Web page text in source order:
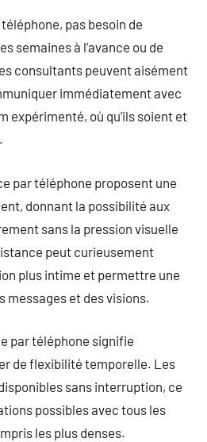
pas besoin de
semaines à l’avance ou de
consultants peuvent aisément
immédiatement avec
expérimenté, où qu’ils soient et
par téléphone proposent une
donnant la possibilité aux
sans la pression visuelle
peut curieusement
plus intime et permettre une
messages et des visions.
par téléphone signifie
de flexibilité temporelle. Les
sans interruption, ce
possibles avec tous les
les plus denses.